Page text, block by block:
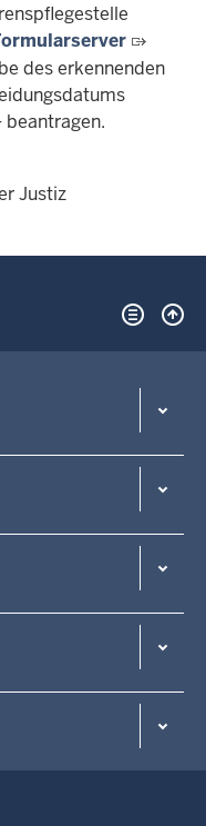
des erkennenden
beantragen.
Justiz